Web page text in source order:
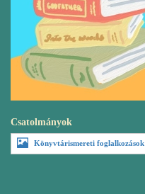
Csatolmányok
Könyvtárismereti foglalkozások